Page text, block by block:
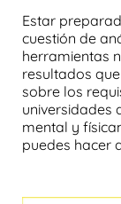
Estar
cuestión de
herramientas
resultados
sobre los
universidades
mental y
puedes hacer